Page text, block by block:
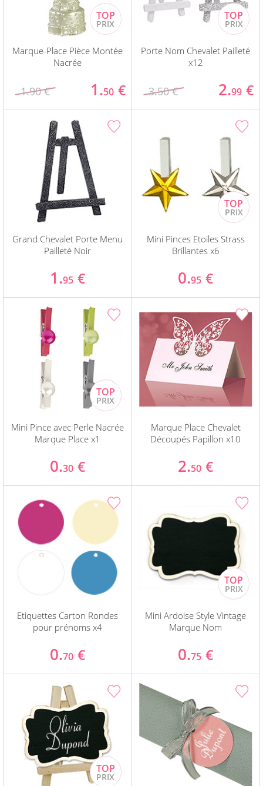
Marque-Place Pièce Montée
Nacrée
1.90 € 1.50 €
Porte Nom Chevalet Pailleté
x12
3.50 € 2.99 €
Grand Chevalet Porte Menu
Pailleté Noir
1.95 €
Mini Pinces Etoiles Strass
Brillantes x6
0.95 €
Mini Pince avec Perle Nacrée
Marque Place x1
0.30 €
Marque Place Chevalet
Découpés Papillon x10
2.50 €
Etiquettes Carton Rondes
pour prénoms x4
0.70 €
Mini Ardoise Style Vintage
Marque Nom
0.75 €